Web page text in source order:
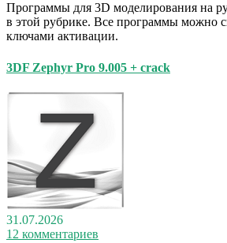
Программы для 3D моделирования на
в этой рубрике. Все программы можно
ключами активации.
3DF Zephyr Pro 9.005 + crack
31.07.2026
12 комментариев